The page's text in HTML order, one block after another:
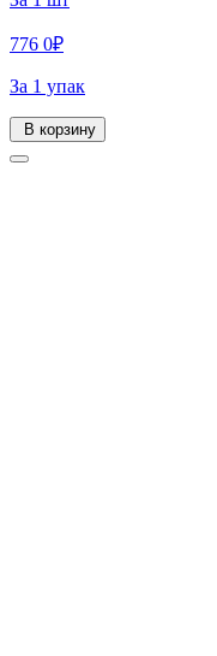
776 0₽
За 1 упак
В корзину